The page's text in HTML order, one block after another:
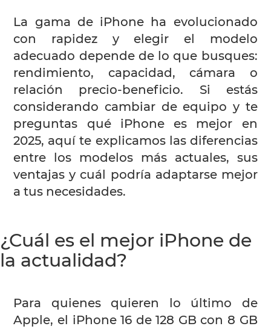
La gama de iPhone ha evolucionado
con rapidez y elegir el modelo
adecuado depende de lo que busques:
rendimiento, capacidad, cámara o
relación precio-beneficio. Si estás
considerando cambiar de equipo y te
preguntas qué iPhone es mejor en
2025, aquí te explicamos las diferencias
entre los modelos más actuales, sus
ventajas y cuál podría adaptarse mejor
a tus necesidades.
¿Cuál es el mejor iPhone de
la actualidad?
Para quienes quieren lo último de
Apple, el iPhone 16 de 128 GB con 8 GB